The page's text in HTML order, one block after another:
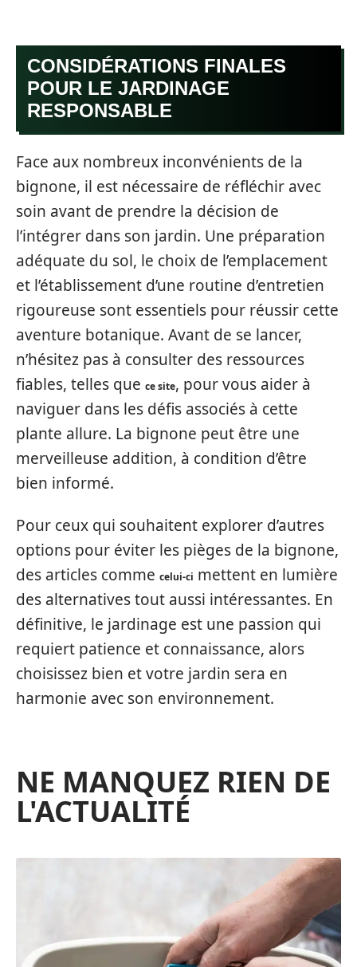
CONSIDÉRATIONS FINALES
POUR LE JARDINAGE
RESPONSABLE
Face aux nombreux inconvénients de la
bignone, il est nécessaire de réfléchir avec
soin avant de prendre la décision de
l’intégrer dans son jardin. Une préparation
adéquate du sol, le choix de l’emplacement
et l’établissement d’une routine d’entretien
rigoureuse sont essentiels pour réussir cette
aventure botanique. Avant de se lancer,
n’hésitez pas à consulter des ressources
fiables, telles que ce site, pour vous aider à
naviguer dans les défis associés à cette
plante allure. La bignone peut être une
merveilleuse addition, à condition d’être
bien informé.
Pour ceux qui souhaitent explorer d’autres
options pour éviter les pièges de la bignone,
des articles comme celui-ci mettent en lumière
des alternatives tout aussi intéressantes. En
définitive, le jardinage est une passion qui
requiert patience et connaissance, alors
choisissez bien et votre jardin sera en
harmonie avec son environnement.
NE MANQUEZ RIEN DE
L'ACTUALITÉ